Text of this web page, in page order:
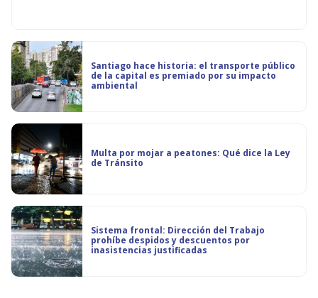
Santiago hace historia: el transporte público
de la capital es premiado por su impacto
ambiental
Multa por mojar a peatones: Qué dice la Ley
de Tránsito
Sistema frontal: Dirección del Trabajo
prohíbe despidos y descuentos por
inasistencias justificadas